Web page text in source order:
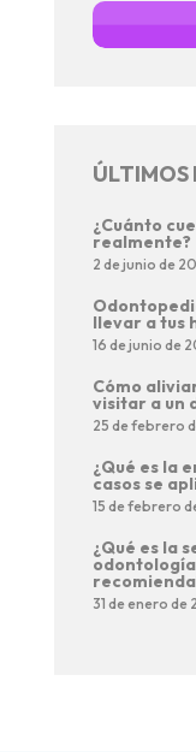
ÚLTIMOS
¿Cuánto
realmente?
2 de junio de
llevar a tus
16 de junio de
Cómo
visitar a un
25 de febrero
¿Qué es la
casos se
15 de febrero
¿Qué es la
odontología
31 de enero de